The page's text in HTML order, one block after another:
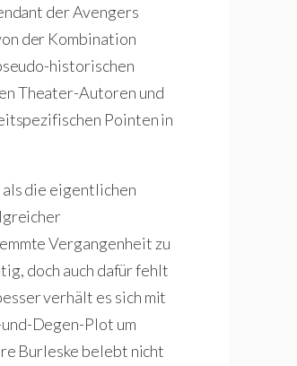
der Avengers
der Kombination
historischen
Theater-Autoren und
Pointen in
die eigentlichen
Vergangenheit zu
doch auch dafür fehlt
verhält es sich mit
Degen-Plot um
Burleske belebt nicht